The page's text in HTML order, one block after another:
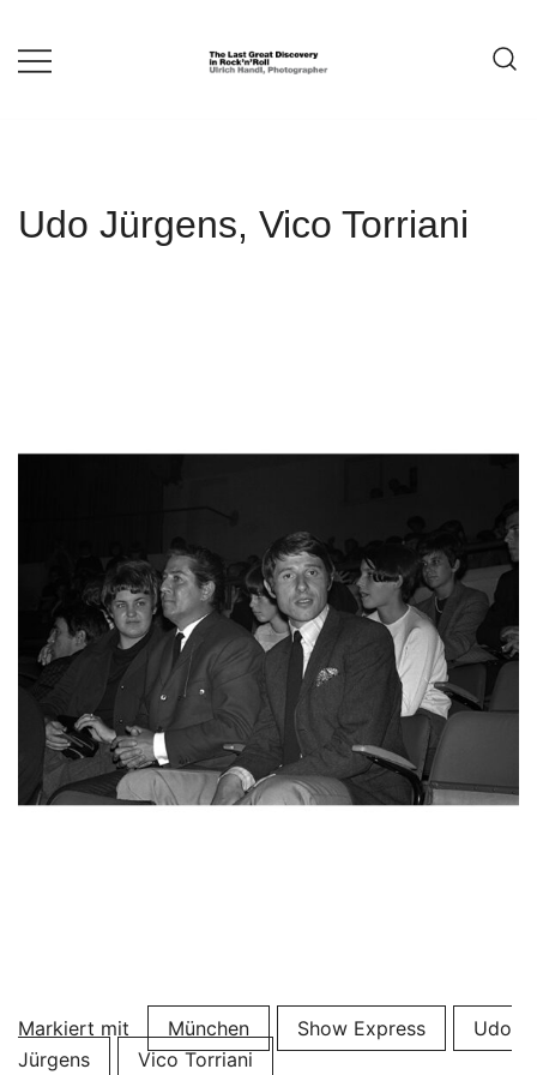
zum
Inhalt
Udo Jürgens, Vico Torriani
Markiert mit München Show Express
Udo
Jürgens
Vico Torriani